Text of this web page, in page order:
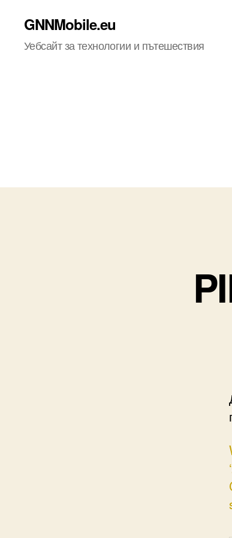
GNNMobile.eu
Уебсайт за технологии и пътешествия